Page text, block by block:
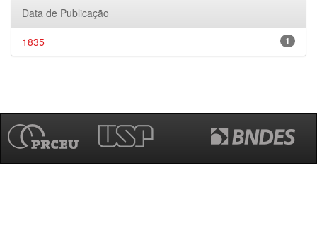
Data de Publicação
1
1835